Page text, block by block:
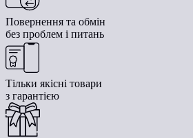
Повернення та обмін
без проблем і питань
Тільки якісні товари
з гарантією